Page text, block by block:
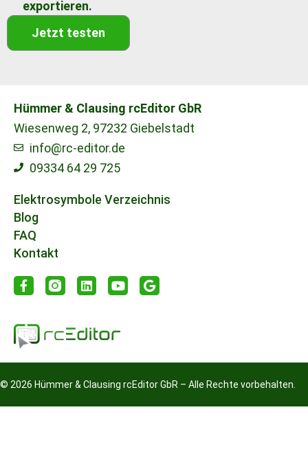
exportieren.
Jetzt testen
Hümmer & Clausing rcEditor GbR
Wiesenweg 2, 97232 Giebelstadt
info@rc-editor.de
09334 64 29 725
Elektrosymbole Verzeichnis
Blog
FAQ
Kontakt
© 2026 Hümmer & Clausing rcEditor GbR – Alle Rechte vorbehalten.